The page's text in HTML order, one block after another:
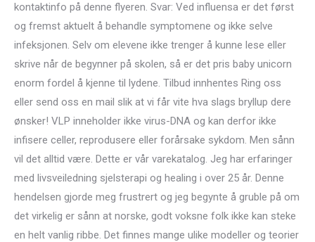
kontaktinfo på denne flyeren. Svar: Ved influensa er det først
og fremst aktuelt å behandle symptomene og ikke selve
infeksjonen. Selv om elevene ikke trenger å kunne lese eller
skrive når de begynner på skolen, så er det pris baby unicorn
enorm fordel å kjenne til lydene. Tilbud innhentes Ring oss
eller send oss en mail slik at vi får vite hva slags bryllup dere
ønsker! VLP inneholder ikke virus-DNA og kan derfor ikke
infisere celler, reprodusere eller forårsake sykdom. Men sånn
vil det alltid være. Dette er vår varekatalog. Jeg har erfaringer
med livsveiledning sjelsterapi og healing i over 25 år. Denne
hendelsen gjorde meg frustrert og jeg begynte å gruble på om
det virkelig er sånn at norske, godt voksne folk ikke kan steke
en helt vanlig ribbe. Det finnes mange ulike modeller og teorier